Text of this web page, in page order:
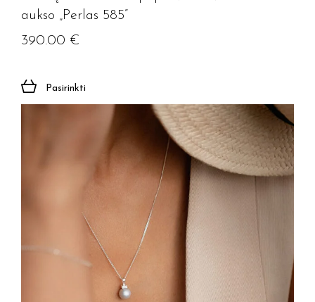
aukso „Perlas 585”
390.00 €
Pasirinkti